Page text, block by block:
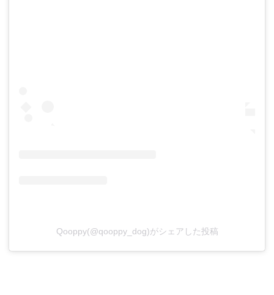
Qooppy(@qooppy_dog)がシェアした投稿